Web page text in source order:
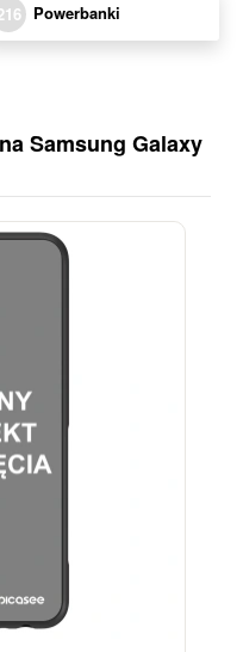
Powerbanki
Samsung Galaxy